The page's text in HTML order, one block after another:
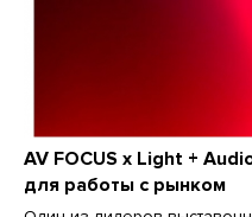
AV FOCUS x Light +
для работы с рынком